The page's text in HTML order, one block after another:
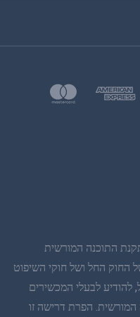
התוכנה המורשית
החוק החל ושל חוקי השיפוט
להודיע לבעלי המכשירים
הפרת דרישה זו